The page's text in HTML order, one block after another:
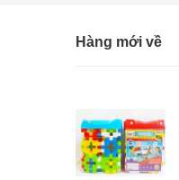
Hàng mới về